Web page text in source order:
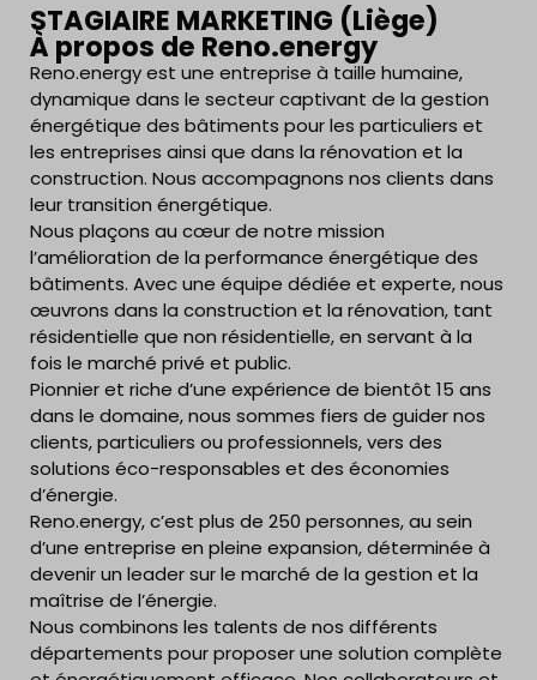
STAGIAIRE MARKETING (Liège)
À propos de Reno.energy
Reno.energy est une entreprise à taille humaine,
dynamique dans le secteur captivant de la gestion
énergétique des bâtiments pour les particuliers et
les entreprises ainsi que dans la rénovation et la
construction. Nous accompagnons nos clients dans
leur transition énergétique.
Nous plaçons au cœur de notre mission
l’amélioration de la performance énergétique des
bâtiments. Avec une équipe dédiée et experte, nous
œuvrons dans la construction et la rénovation, tant
résidentielle que non résidentielle, en servant à la
fois le marché privé et public.
Pionnier et riche d’une expérience de bientôt 15 ans
dans le domaine, nous sommes fiers de guider nos
clients, particuliers ou professionnels, vers des
solutions éco-responsables et des économies
d’énergie.
Reno.energy, c’est plus de 250 personnes, au sein
d’une entreprise en pleine expansion, déterminée à
devenir un leader sur le marché de la gestion et la
maîtrise de l’énergie.
Nous combinons les talents de nos différents
départements pour proposer une solution complète